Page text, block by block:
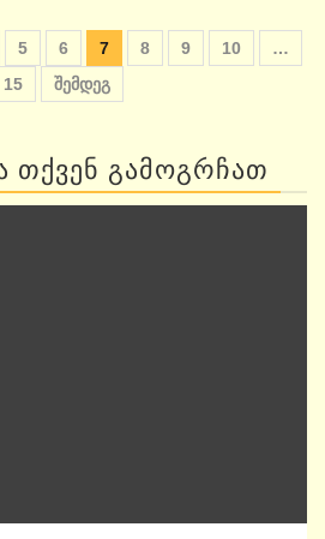
5 6 7 8 9 10
…
15
შემდეგ
ᲗᲥᲕᲔᲜ ᲒᲐᲛᲝᲒᲠᲩᲐᲗ